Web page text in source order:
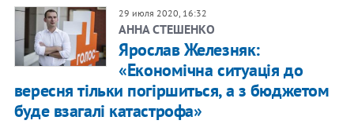
29 июля 2020, 16:32
АННА СТЕШЕНКО
Ярослав Железняк:
«Економічна ситуація до
вересня тільки погіршиться, а з бюджетом
буде взагалі катастрофа»